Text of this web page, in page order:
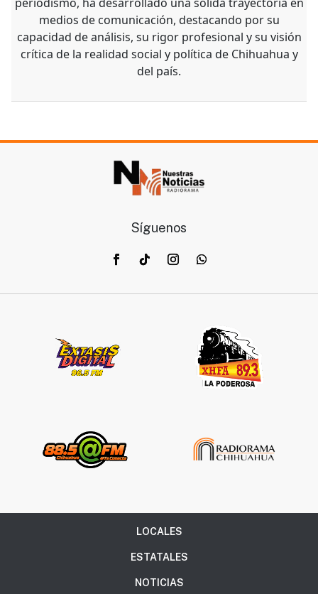
medios de comunicación, destacando por su
capacidad de análisis, su rigor profesional y su visión
crítica de la realidad social y política de Chihuahua y
del país.
Síguenos
LOCALES
ESTATALES
NOTICIAS